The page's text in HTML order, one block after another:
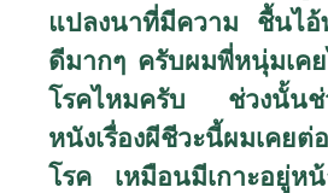
แปลงนาที่มีความ ชื้นไอ้
ดีมากๆ ครับผมพี่หนุ่มเค
โรคไหมครับ ช่วงนั้นช่
หนังเรื่องผีชีวะนี้ผมเคยต่
โรค เหมือนมีเกาะอยู่หน้